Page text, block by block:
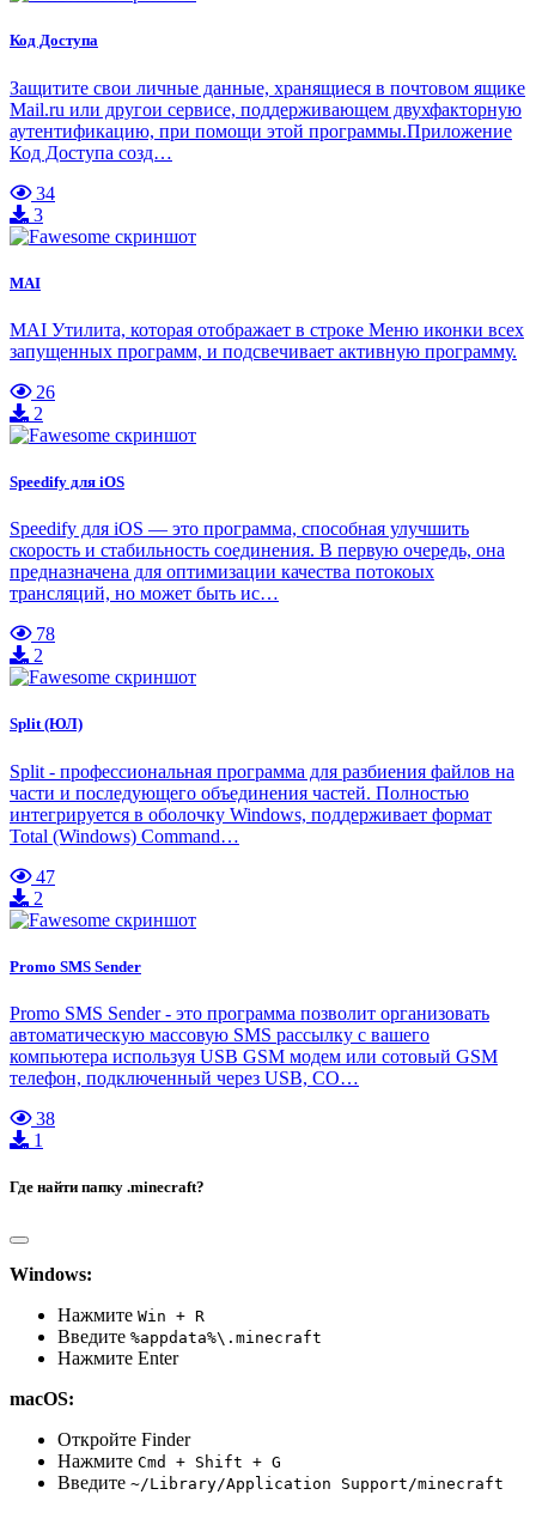
Код Доступа
Защитите свои личные данные, хранящиеся в почтовом ящике
Mail.ru или другои сервисе, поддерживающем двухфакторную
аутентификацию, при помощи этой программы.Приложение
Код Доступа созд…
34
3
MAI
MAI Утилита, которая отображает в строке Меню иконки всех
запущенных программ, и подсвечивает активную программу.
26
2
Speedify для iOS
Speedify для iOS — это программа, способная улучшить
скорость и стабильность соединения. В первую очередь, она
предназначена для оптимизации качества потокоых
трансляций, но может быть ис…
78
2
Split (ЮЛ)
Split - профессиональная программа для разбиения файлов на
части и последующего объединения частей. Полностью
интегрируется в оболочку Windows, поддерживает формат
Total (Windows) Command…
47
2
Promo SMS Sender
Promo SMS Sender - это программа позволит организовать
автоматическую массовую SMS рассылку с вашего
компьютера используя USB GSM модем или сотовый GSM
телефон, подключенный через USB, CO…
38
1
Где найти папку .minecraft?
Windows:
Нажмите Win + R
Введите %appdata%\.minecraft
Нажмите Enter
macOS:
Откройте Finder
Нажмите Cmd + Shift + G
Введите ~/Library/Application Support/minecraft